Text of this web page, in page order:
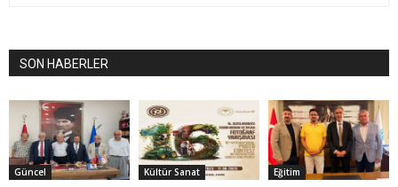
SON HABERLER
Güncel Kültür Sanat Eğitim